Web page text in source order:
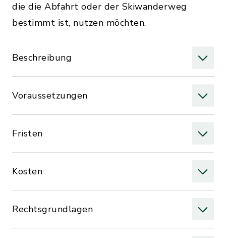
die die Abfahrt oder der Skiwanderweg
bestimmt ist, nutzen möchten.
Beschreibung
Voraussetzungen
Fristen
Kosten
Rechtsgrundlagen